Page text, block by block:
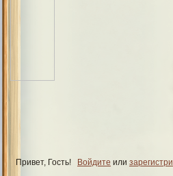
Привет, Гость! Войдите или